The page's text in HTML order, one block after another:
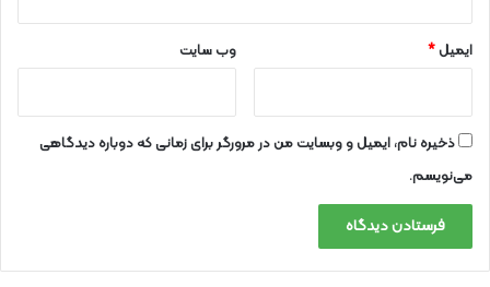
ایمیل* وب‌ سایت
ذخیره نام، ایمیل و وبسایت من در مرورگر برای زمانی که دوباره دیدگاهی
می‌نویسم.